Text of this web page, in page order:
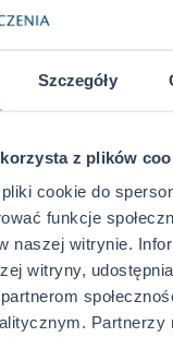
Szczegóły
z plików
cookie do
funkcje
naszej witrynie.
witryny,
Partnerzy